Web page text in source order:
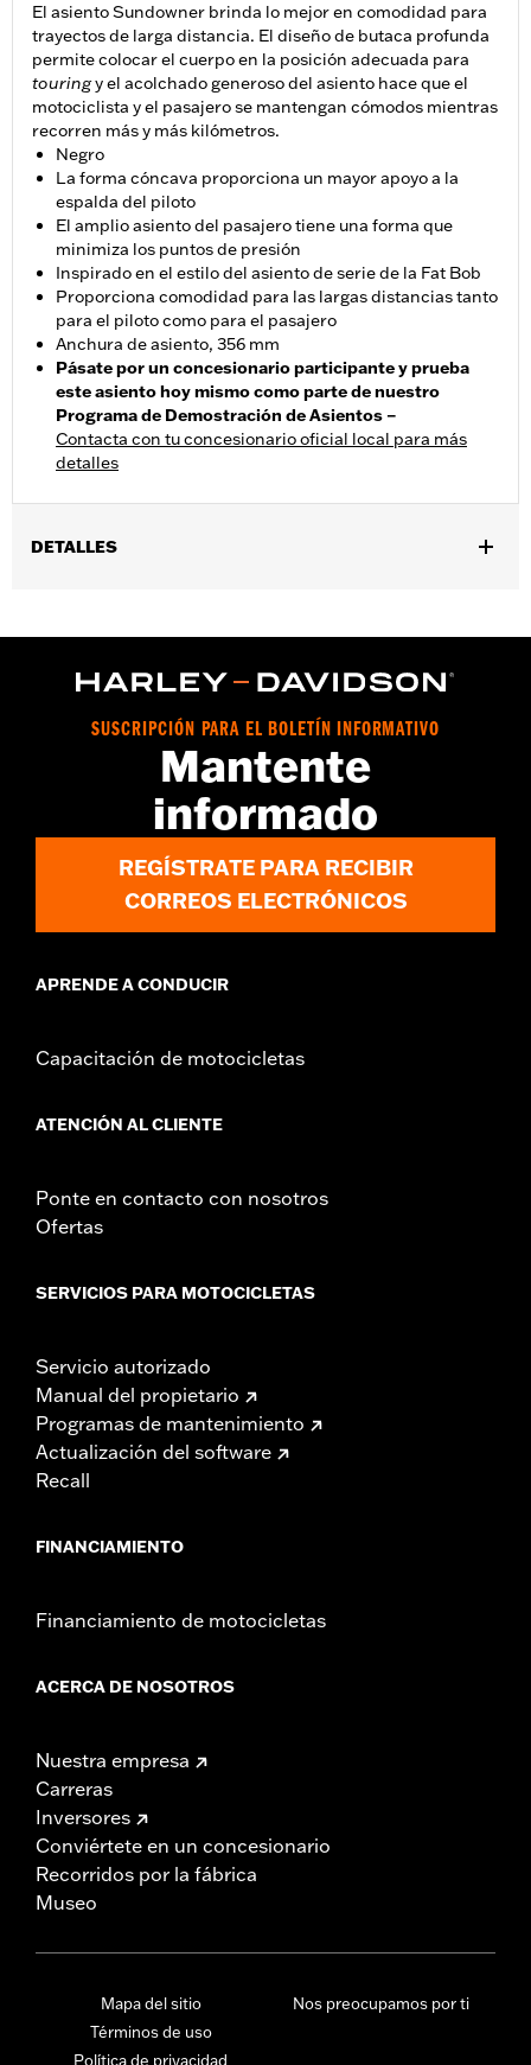
El asiento Sundowner brinda lo mejor en comodidad para
trayectos de larga distancia. El diseño de butaca profunda
permite colocar el cuerpo en la posición adecuada para
touringy el acolchado generoso del asiento hace que el
motociclista y el pasajero se mantengan cómodos mientras
recorren más y más kilómetros.
Negro
La forma cóncava proporciona un mayor apoyo a la
espalda del piloto
El amplio asiento del pasajero tiene una forma que
minimiza los puntos de presión
Inspirado en el estilo del asiento de serie de la Fat Bob
Proporciona comodidad para las largas distancias tanto
para el piloto como para el pasajero
Anchura de asiento, 356 mm
Pásate por un concesionario participante y prueba
este asiento hoy mismo como parte de nuestro
Programa de Demostración de Asientos –
Contacta con tu concesionario oficial local para más
detalles
DETALLES
Anchura del asiento del pasajero:10.25
1 year limited warranty – Go to
d.com/warrantyfor full details
SUSCRIPCIÓN PARA EL BOLETÍN INFORMATIVO
Mantente
informado
REGÍSTRATE PARA RECIBIR
CORREOS ELECTRÓNICOS
APRENDE A CONDUCIR
Capacitación de motocicletas
ATENCIÓN AL CLIENTE
Ponte en contacto con nosotros
Ofertas
SERVICIOS PARA MOTOCICLETAS
Servicio autorizado
Manual del propietario
Programas de mantenimiento
Actualización del software
Recall
FINANCIAMIENTO
Financiamiento de motocicletas
ACERCA DE NOSOTROS
Nuestra empresa
Carreras
Inversores
Conviértete en un concesionario
Recorridos por la fábrica
Museo
Mapa del sitio
Términos de uso
Política de privacidad
Nos preocupamos por ti